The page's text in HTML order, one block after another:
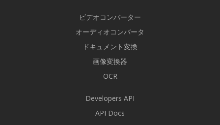
ビデオコンバーター
オーディオコンバータ
ドキュメント変換
画像変換器
OCR
Developers API
API Docs